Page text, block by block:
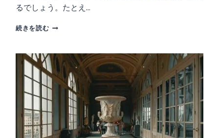
るでしょう。たとえ…
続きを読むフ
ン
ツ
ェ
め
て
？
実